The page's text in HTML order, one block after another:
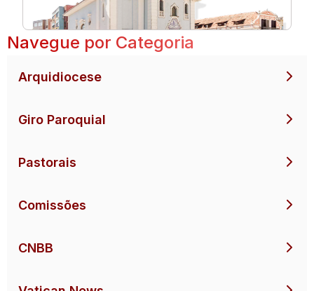
Navegue por Categoria
Arquidiocese
Giro Paroquial
Pastorais
Comissões
CNBB